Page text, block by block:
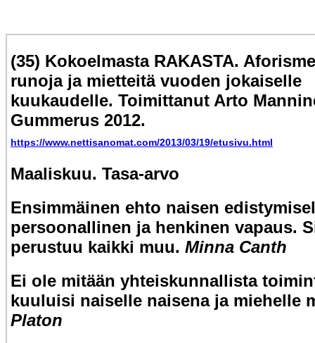
(35) Kokoelmasta RAKASTA.
runoja ja mietteitä vuoden jokaiselle
kuukaudelle. Toimittanut Arto
Gummerus 2012.
https://www.nettisanomat.com/2013/03/19/etusivu.html
Maaliskuu. Tasa-arvo
Ensimmäinen ehto naisen
persoonallinen ja henkinen vapaus.
perustuu kaikki muu. Minna Canth
Ei ole mitään yhteiskunnallista
kuuluisi naiselle naisena ja miehelle
Platon